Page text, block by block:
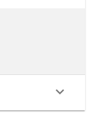
keyboard_arrow_down